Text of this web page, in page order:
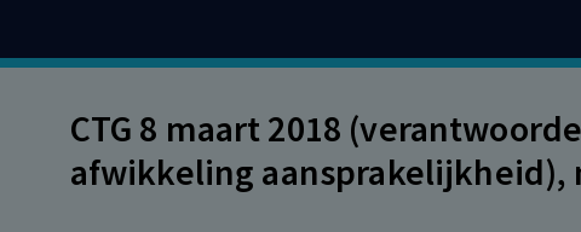
CTG 8 maart 2018
afwikkeling aansprakelijkheid),